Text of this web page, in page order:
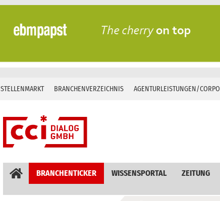
Skip
content
STELLENMARKT BRANCHENVERZEICHNIS AGENTURLEISTUNGEN/
BRANCHENTICKER WISSENSPORTAL ZEITUNG